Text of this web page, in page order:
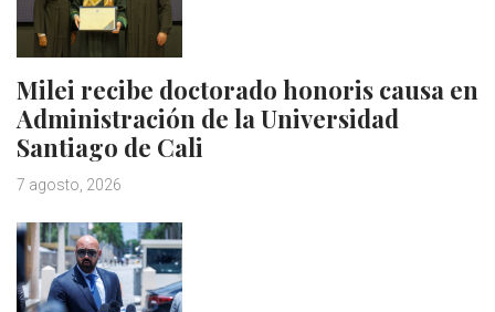
Milei recibe doctorado honoris causa en
Administración de la Universidad
Santiago de Cali
7 agosto, 2026